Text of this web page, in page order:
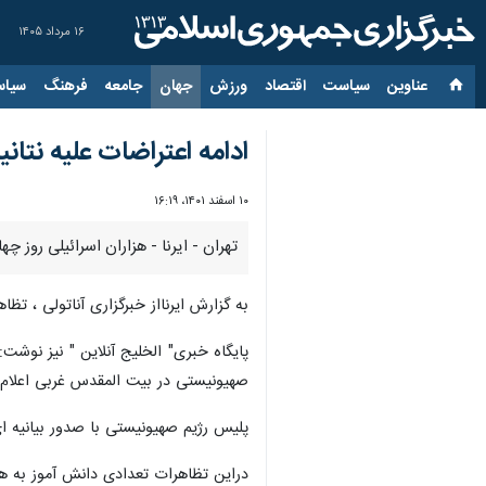
۱۶ مرداد ۱۴۰۵
عناوین‌ سیاست اقتصاد ورزش جهان جامعه فرهنگ
ادامه اعتراضات علیه
۱۰ اسفند ۱۴۰۱، ۱۶:۱۹